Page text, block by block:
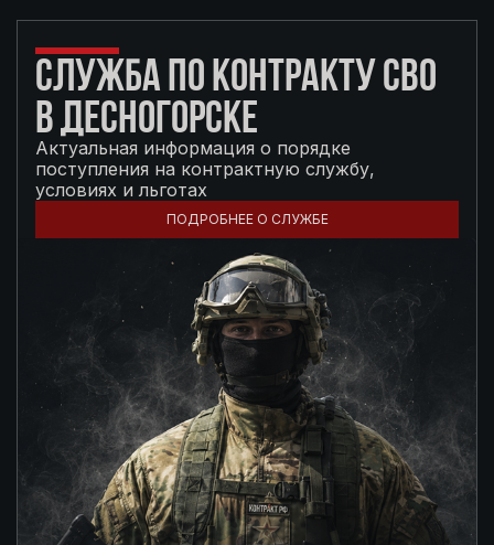
СЛУЖБА ПО КОНТРАКТУ СВО
В ДЕСНОГОРСКЕ
Актуальная информация о порядке
поступления на контрактную службу,
условиях и льготах
ПОДРОБНЕЕ О СЛУЖБЕ